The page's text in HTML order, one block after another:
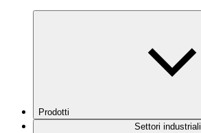
Prodotti
Settori industriali